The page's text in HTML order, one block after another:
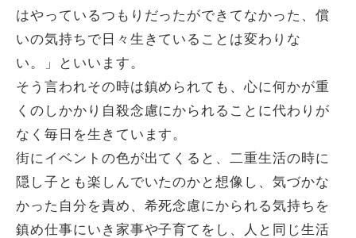
はやっているつもりだったができてなかった、償
いの気持ちで日々生きていることは変わりな
い。」といいます。
そう言われその時は鎮められても、心に何かが重
くのしかかり自殺念慮にかられることに代わりが
なく毎日を生きています。
街にイベントの色が出てくると、二重生活の時に
隠し子とも楽しんでいたのかと想像し、気づかな
かった自分を責め、希死念慮にかられる気持ちを
鎮め仕事にいき家事や子育てをし、人と同じ生活